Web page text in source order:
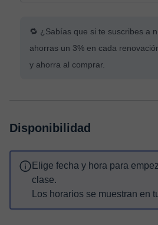
🔁 ¿Sabías que si te suscribes a
ahorras un 3% en cada
y ahorra al comprar.
Disponibilidad
Elige fecha y hora para
clase.
Los horarios se muestran en